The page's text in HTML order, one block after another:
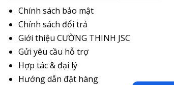
Chính sách bảo mật
Chính sách đổi trả
Giới thiệu CƯỜNG THINH JSC
Gửi yêu cầu hỗ trợ
Hợp tác & đại lý
Hướng dẫn đặt hàng